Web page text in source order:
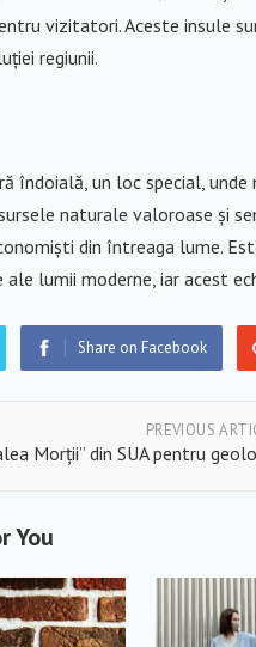
vizitatori. Aceste insule
regiunii.
îndoială, un loc special,
naturale valoroase și
din întreaga lume.
ale lumii moderne, iar acest
Share on Facebook
PREVIOUS
Morții” din SUA pentru
You